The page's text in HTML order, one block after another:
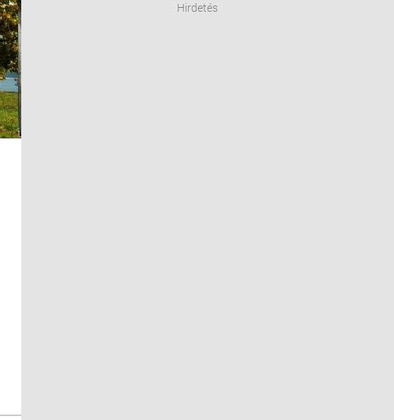
Hirdetés